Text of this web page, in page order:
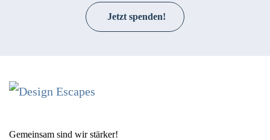
Jetzt spenden!
Gemeinsam sind wir stärker!